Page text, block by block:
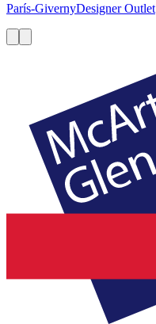
París-GivernyDesigner Outlet